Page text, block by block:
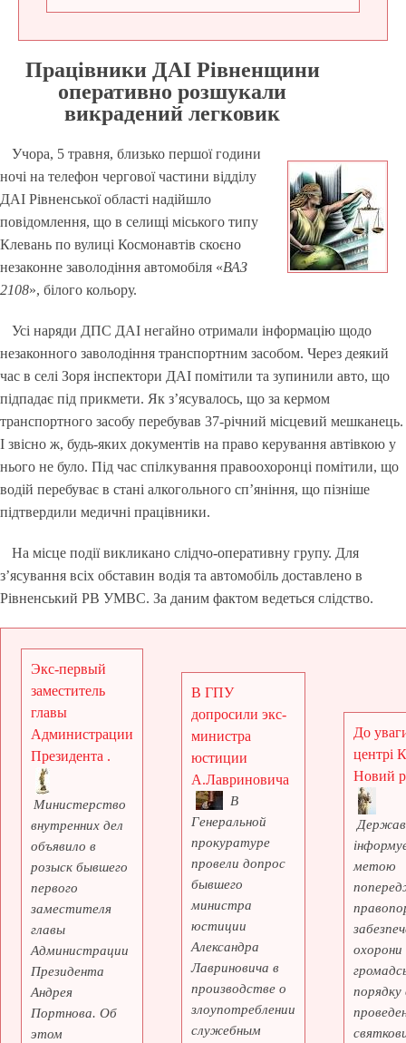
Працівники ДАІ Рівненщини
оперативно розшукали
викрадений легковик
Учора, 5 травня, близько першої години
ночі на телефон чергової частини відділу
ДАІ Рівненської області надійшло
повідомлення, що в селищі міського типу
Клевань по вулиці Космонавтів скоєно
незаконне заволодіння автомобіля «ВАЗ
2108», білого кольору.
Усі наряди ДПС ДАІ негайно отримали інформацію щодо
незаконного заволодіння транспортним засобом. Через деякий
час в селі Зоря інспектори ДАІ помітили та зупинили авто, що
підпадає під прикмети. Як з’ясувалось, що за кермом
транспортного засобу перебував 37-річний місцевий мешканець.
І звісно ж, будь-яких документів на право керування автівкою у
нього не було. Під час спілкування правоохоронці помітили, що
водій перебуває в стані алкогольного сп’яніння, що пізніше
підтвердили медичні працівники.
На місце події викликано слідчо-оперативну групу. Для
з’ясування всіх обставин водія та автомобіль доставлено в
Рівненський РВ УМВС. За даним фактом ведеться слідство.
Экс-первый
заместитель
главы
Администрации
Президента .
Министерство
внутренних дел
объявило в
розыск бывшего
первого
заместителя
главы
Администрации
Президента
Андрея
Портнова. Об
этом
В ГПУ
допросили экс-
министра
юстиции
А.Лавриновича
В
Генеральной
прокуратуре
провели допрос
бывшего
министра
юстиции
Александра
Лавриновича в
производстве о
злоупотреблении
служебным
До
центрі
Новий
метою
охорони
порядку